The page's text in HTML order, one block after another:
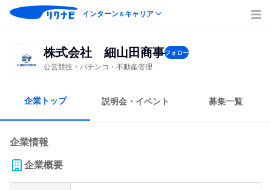
インターン＆キャリア
株式会社 細山田商事フォロー
公営競技・パチンコ・不動産管理
企業トップ 説明会・イベント 募集一覧
企業情報
企業概要